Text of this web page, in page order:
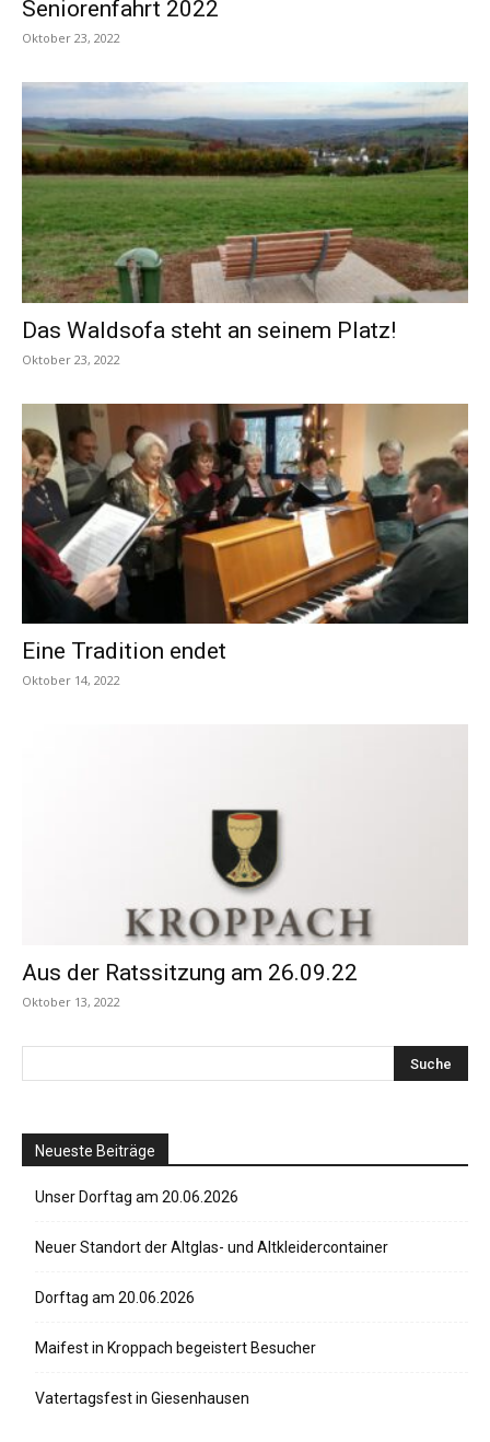
Seniorenfahrt 2022
Oktober 23, 2022
Das Waldsofa steht an seinem Platz!
Oktober 23, 2022
Eine Tradition endet
Oktober 14, 2022
Aus der Ratssitzung am 26.09.22
Oktober 13, 2022
Neueste Beiträge
Unser Dorftag am 20.06.2026
Neuer Standort der Altglas- und Altkleidercontainer
Dorftag am 20.06.2026
Maifest in Kroppach begeistert Besucher
Vatertagsfest in Giesenhausen